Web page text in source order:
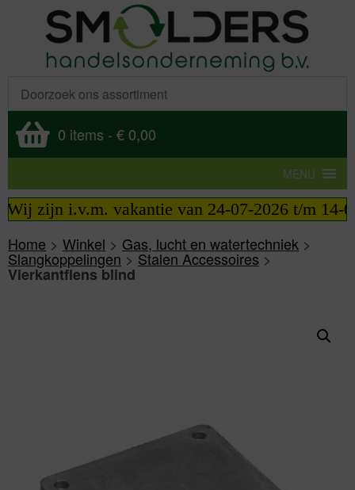
0 items - € 0,00
MENU
zijn i.v.m. vakantie van 24-07-2026 t/m 14-
Home > Winkel > Gas, lucht en watertechniek >
Slangkoppelingen>Stalen Accessoires>
Vierkantflens blind